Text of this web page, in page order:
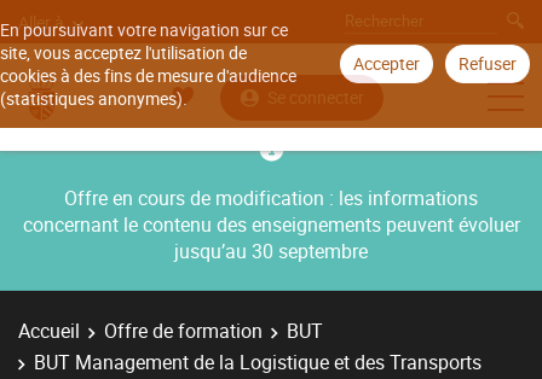
En poursuivant votre navigation sur ce
site, vous acceptez l'utilisation de
cookies à des fins de mesure d'audience
(statistiques anonymes).
Accepter Refuser
Aller à
Se connecter
Offre en cours de modification : les informations
concernant le contenu des enseignements peuvent évoluer
jusqu’au 30 septembre
Accueil Offre de formation
BUT
BUT Management de la Logistique et des Transports